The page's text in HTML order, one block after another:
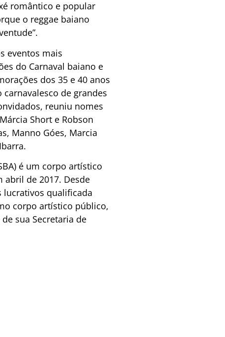
romântico e popular
o reggae baiano
eventos mais
do Carnaval baiano e
dos 35 e 40 anos
de grandes
reuniu nomes
Short e Robson
Manno Góes, Marcia
é um corpo artístico
abril de 2017. Desde
lucrativos qualificada
corpo artístico público,
sua Secretaria de